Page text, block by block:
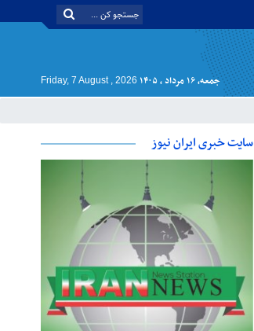
جمعه, ۱۶ مرداد , ۱۴۰۵ Friday, 7 August , 2026
سایت خبری ایران نیوز